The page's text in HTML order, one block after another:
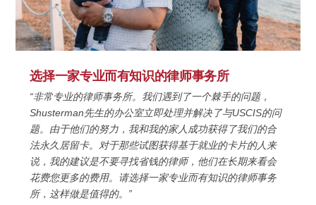
选择一家专业而有知识的律师事务所
“非常专业的律师事务所。我们遇到了一个棘手的问题，
Shusterman先生的办公室立即处理并解决了与USCIS的问
题。由于他们的努力，我和我的家人成功获得了我们的合
法永久居留卡。对于那些试图获得基于就业的卡片的人来
说，我的建议是不要寻找省钱的律师，他们在长期来看会
花费您更多的费用。请选择一家专业而有知识的律师事务
所，这样做是值得的。”